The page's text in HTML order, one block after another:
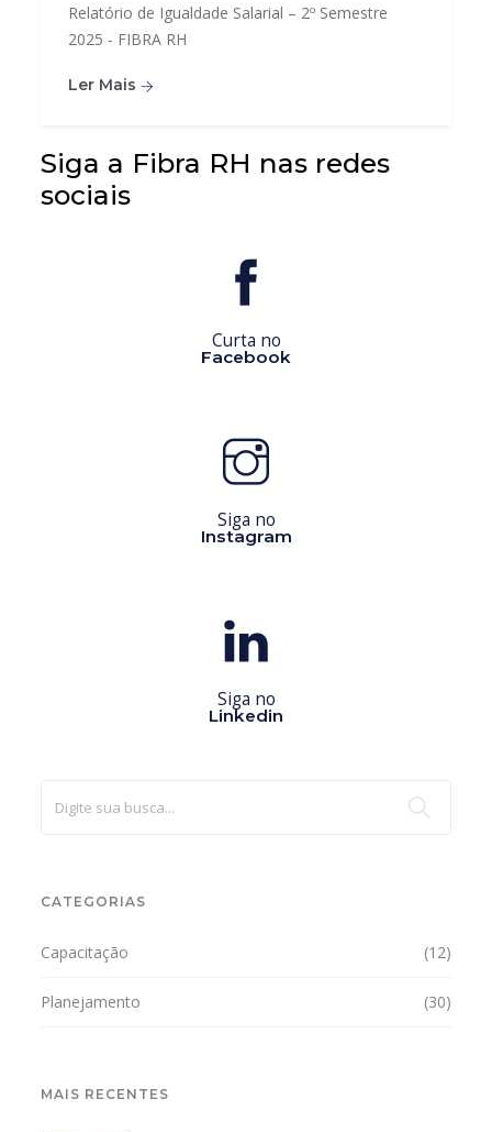
Relatório de Igualdade Salarial – 2º Semestre
2025 - FIBRA RH
Ler Mais
Siga a Fibra RH nas redes
sociais
Curta no
Facebook
Siga no
Instagram
Siga no
Linkedin
CATEGORIAS
Capacitação (12)
Planejamento (30)
MAIS RECENTES